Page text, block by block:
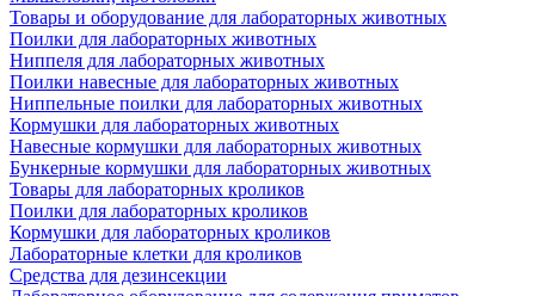
Товары и оборудование для лабораторных животных
Поилки для лабораторных животных
Ниппеля для лабораторных животных
Поилки навесные для лабораторных животных
Ниппельные поилки для лабораторных животных
Кормушки для лабораторных животных
Навесные кормушки для лабораторных животных
Бункерные кормушки для лабораторных животных
Товары для лабораторных кроликов
Поилки для лабораторных кроликов
Кормушки для лабораторных кроликов
Лабораторные клетки для кроликов
Средства для дезинсекции